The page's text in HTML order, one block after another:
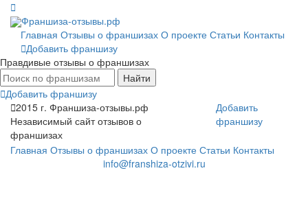
Франшиза-отзывы.рф
Главная Отзывы о франшизах О проекте Статьи Контакты
Добавить франшизу
Правдивые отзывы о франшизах
Найти
Добавить франшизу
2015 г. Франшиза-отзывы.рф
Независимый сайт отзывов о
франшизах
Добавить
франшизу
Главная Отзывы о франшизах О проекте Статьи Контакты
info@franshiza-otzivi.ru